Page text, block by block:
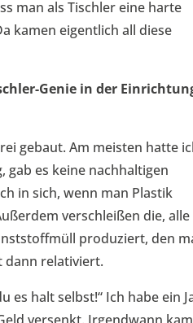
man als Tischler eine harte
kamen eigentlich all diese
Genie in der
gebaut. Am meisten hatte
gab es keine nachhaltigen
in sich, wenn man Plastik
verschleißen die, alle
produziert, den
dann relativiert.
es halt selbst!“ Ich habe ein